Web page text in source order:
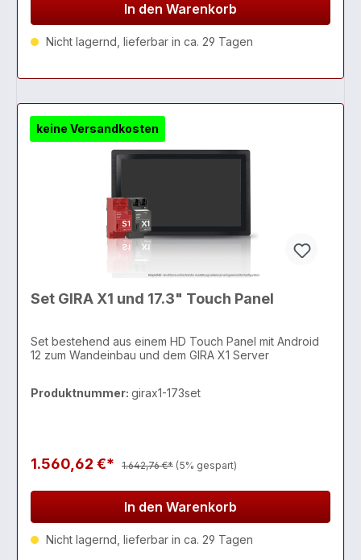
In den Warenkorb
Nicht lagernd, lieferbar in ca. 29 Tagen
keine Versandkosten
Set GIRA X1 und 17.3" Touch Panel
Set bestehend aus einem HD Touch Panel mit Android
12 zum Wandeinbau und dem GIRA X1 Server
Produktnummer: girax1-173set
1.560,62 €* 1.642,76 €* (5% gespart)
In den Warenkorb
Nicht lagernd, lieferbar in ca. 29 Tagen